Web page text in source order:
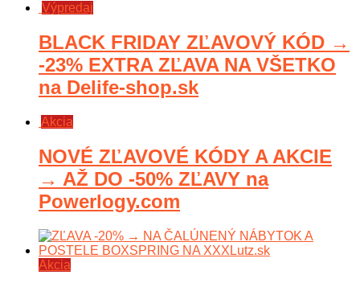
Výpredaj
BLACK FRIDAY ZĽAVOVÝ KÓD →
-23% EXTRA ZĽAVA NA VŠETKO
na Delife-shop.sk
Akcia
NOVÉ ZĽAVOVÉ KÓDY A AKCIE
→ AŽ DO -50% ZĽAVY na
Powerlogy.com
Akcia